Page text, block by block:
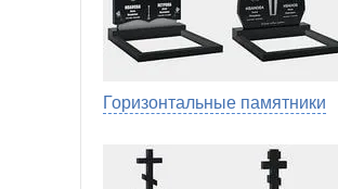
Горизонтальные памятники